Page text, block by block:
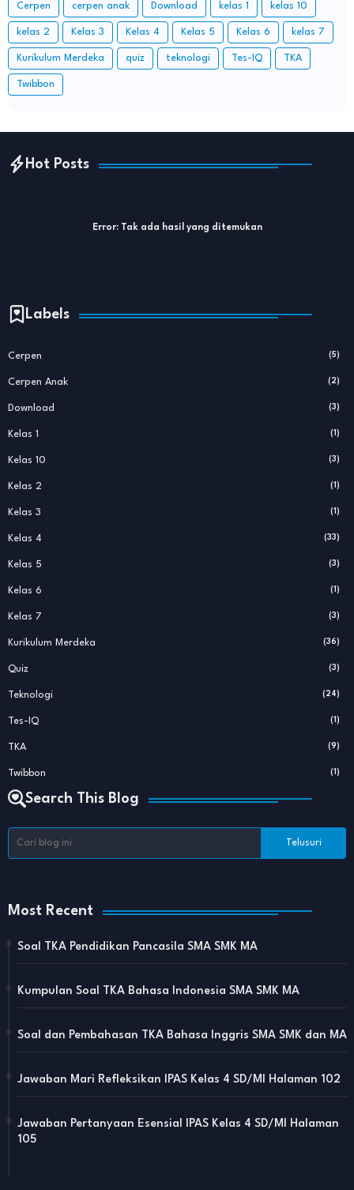
Cerpen cerpen anak Download kelas 1 kelas 10
kelas 2 Kelas 3 Kelas 4 Kelas 5 Kelas 6 kelas 7
Kurikulum Merdeka quiz teknologi Tes-IQ TKA
Twibbon
Hot Posts
Error:Tak ada hasil yang ditemukan
Labels
Cerpen (5)
Cerpen Anak (2)
Download (3)
Kelas 1 (1)
Kelas 10 (3)
Kelas 2 (1)
Kelas 3 (1)
Kelas 4 (33)
Kelas 5 (3)
Kelas 6 (1)
Kelas 7 (3)
Kurikulum Merdeka (36)
Quiz (3)
Teknologi (24)
Tes-IQ (1)
TKA (9)
Twibbon (1)
Search This Blog
Most Recent
Soal TKA Pendidikan Pancasila SMA SMK MA
Kumpulan Soal TKA Bahasa Indonesia SMA SMK MA
Soal dan Pembahasan TKA Bahasa Inggris SMA SMK dan MA
Jawaban Mari Refleksikan IPAS Kelas 4 SD/MI Halaman 102
Jawaban Pertanyaan Esensial IPAS Kelas 4 SD/MI Halaman
105